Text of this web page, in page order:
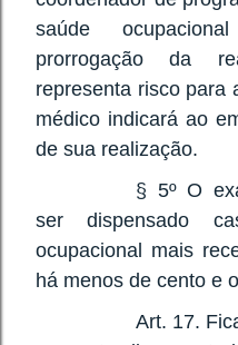
saúde
prorrogação da
representa risco para
médico indicará ao
de sua realização.
§ 5º O
ser dispensado
ocupacional mais
há menos de cento e
Art. 17.